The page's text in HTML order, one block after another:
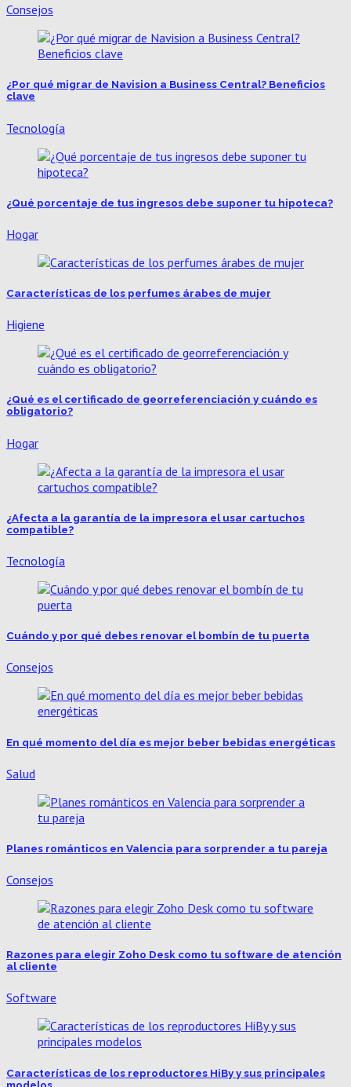
Consejos
¿Por qué migrar de Navision a Business Central? Beneficios
clave
Tecnología
¿Qué porcentaje de tus ingresos debe suponer tu hipoteca?
Hogar
Características de los perfumes árabes de mujer
Higiene
¿Qué es el certificado de georreferenciación y cuándo es
obligatorio?
Hogar
¿Afecta a la garantía de la impresora el usar cartuchos
compatible?
Tecnología
Cuándo y por qué debes renovar el bombín de tu puerta
Consejos
En qué momento del día es mejor beber bebidas energéticas
Salud
Planes románticos en Valencia para sorprender a tu pareja
Consejos
Razones para elegir Zoho Desk como tu software de atención
al cliente
Software
Características de los reproductores HiBy y sus principales